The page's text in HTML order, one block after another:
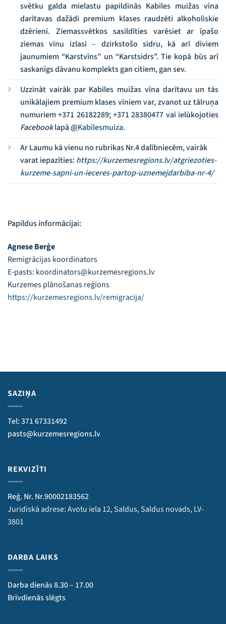
svētku galda mielastu papildinās Kabiles muižas vīna
darītavas dažādi premium klases raudzēti alkoholiskie
dzērieni. Ziemassvētkos sasildīties varēsiet ar īpašo
ziemas vīnu izlasi – dzirkstošo sidru, kā arī diviem
jaunumiem “Karstvīns” un “Karstsidrs”. Tie kopā būs arī
saskanīgs dāvanu komplekts gan citiem, gan sev.
Uzzināt vairāk par Kabiles muižas vīna darītavu un tās
unikālajiem premium klases vīniem var, zvanot uz tālruņa
numuriem +371 26182289; +371 28380477 vai ielūkojoties
Facebooklapā@Kabilesmuiza.
Ar Laumu kā vienu no rubrikas Nr.4 dalībniecēm, vairāk
varat iepazīties: https://kurzemesregions.lv/atgriezoties-
kurzeme-sapni-un-ieceres-partop-uznemejdarbiba-nr-4/
Papildus informācijai:
Agnese Berģe
Remigrācijas koordinators
E-pasts: koordinators@kurzemesregions.lv
Kurzemes plānošanas reģions
https://kurzemesregions.lv/remigracija/
SAZIŅA
Tel: 371 67331492
pasts@kurzemesregions.lv
REKVIZĪTI
Reģ. Nr. Nr.90002183562
Juridiskā adrese: Avotu iela 12, Saldus, Saldus novads, LV-
3801
DARBA LAIKS
Darba dienās 8.30 – 17.00
Brīvdienās slēgts